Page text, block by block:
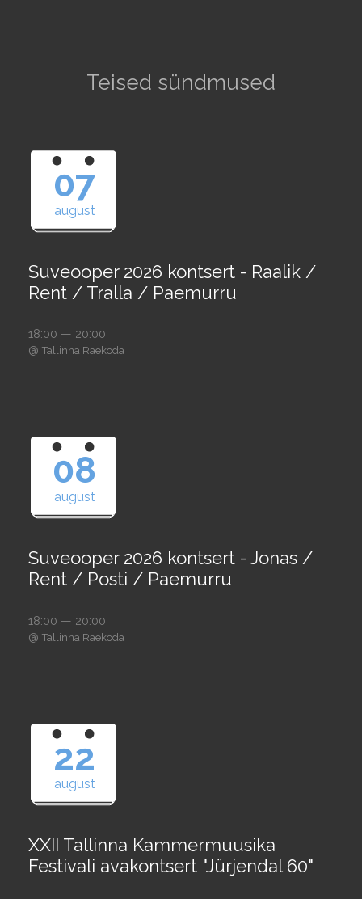
Teised sündmused
07
august
Suveooper 2026 kontsert - Raalik /
Rent / Tralla / Paemurru
18:00 — 20:00
@ Tallinna Raekoda
08
august
Suveooper 2026 kontsert - Jonas /
Rent / Posti / Paemurru
18:00 — 20:00
@ Tallinna Raekoda
22
august
XXII Tallinna Kammermuusika
Festivali avakontsert "Jürjendal 60"